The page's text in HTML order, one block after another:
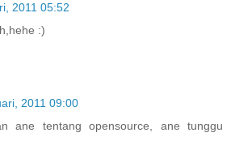
2011 05:52
:)
2011 09:00
ane tentang opensource, ane tunggu